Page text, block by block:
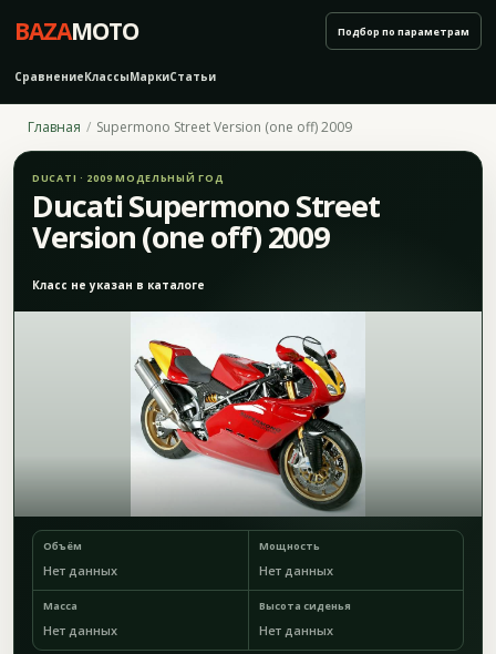
BAZAMOTO
СравнениеКлассыМаркиСтатьи
Подбор по параметрам
Главная Supermono Street Version (one off) 2009
DUCATI · 2009 МОДЕЛЬНЫЙ ГОД
Ducati Supermono Street
Version (one off) 2009
Класс не указан в каталоге
Объём
Нет данных
Мощность
Нет данных
Масса
Нет данных
Высота сиденья
Нет данных